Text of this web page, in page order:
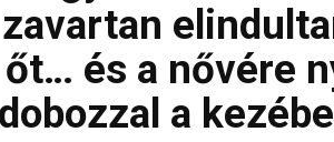
és a nővére
a